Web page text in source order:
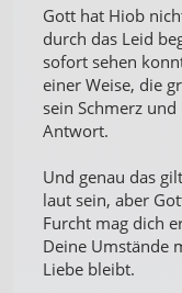
Gott hat Hiob
durch das Leid
sofort sehen
einer Weise, die
sein Schmerz
Antwort.
Und genau das
laut sein, aber
Furcht mag dich
Deine Umstände
Liebe bleibt.